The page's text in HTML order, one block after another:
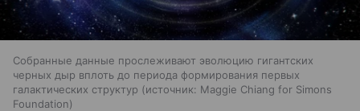
Собранные данные прослеживают эволюцию гигантских
черных дыр вплоть до периода формирования первых
галактических структур
источник: Maggie Chiang for Simons
Foundation